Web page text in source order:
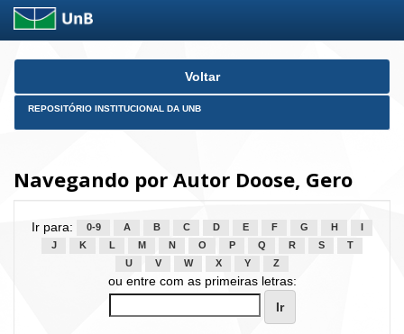
Skip
Voltar
REPOSITÓRIO INSTITUCIONAL DA UNB
Navegando por Autor Doose, Gero
Ir para: 0-9 A B C D E F G H
J
K L M N O P Q R S
T
U
V W X Y Z
ou entre com as primeiras letras: